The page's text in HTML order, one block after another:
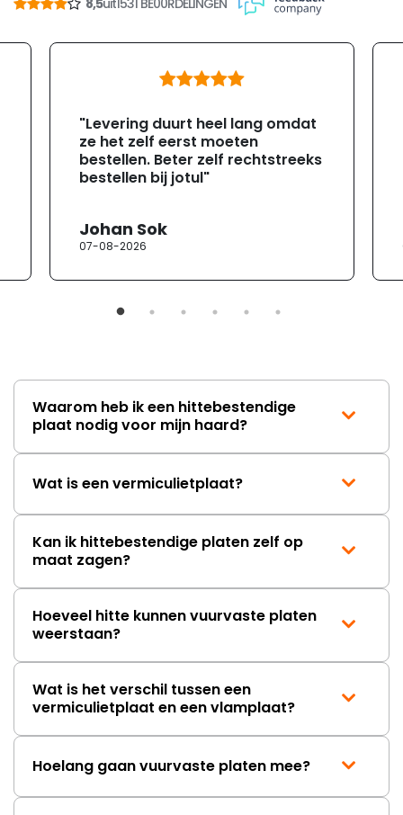
"Levering duurt heel lang omdat
ze het zelf eerst moeten
bestellen. Beter zelf rechtstreeks
bestellen bij jotul"
Johan Sok
07-08-2026
Waarom heb ik een hittebestendige
plaat nodig voor mijn haard?
Wat is een vermiculietplaat?
Kan ik hittebestendige platen zelf op
maat zagen?
Hoeveel hitte kunnen vuurvaste platen
weerstaan?
Wat is het verschil tussen een
vermiculietplaat en een vlamplaat?
Hoelang gaan vuurvaste platen mee?